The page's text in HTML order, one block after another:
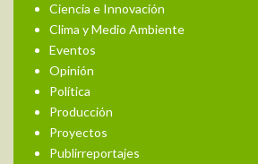
Ciencia e Innovación
Clima y Medio Ambiente
Eventos
Opinión
Política
Producción
Proyectos
Publirreportajes